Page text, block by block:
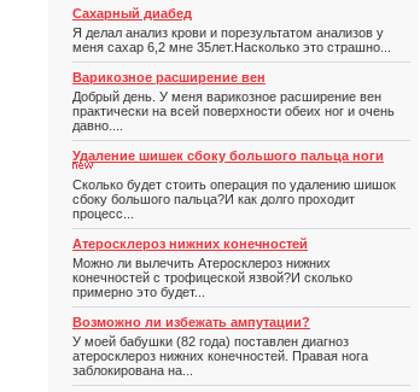
Сахарный диабед
Я делал анализ крови и порезультатом анализов у
меня сахар 6,2 мне 35лет.Насколько это страшно...
Варикозное расширение вен
Добрый день. У меня варикозное расширение вен
практически на всей поверхности обеих ног и очень
давно....
Удаление шишек сбоку большого пальца ноги
Сколько будет стоить операция по удалению шишок
сбоку большого пальца?И как долго проходит
процесс...
Атеросклероз нижних конечностей
Можно ли вылечить Атеросклероз нижних
конечностей с трофицеской язвой?И сколько
примерно это будет...
Возможно ли избежать ампутации?
У моей бабушки (82 года) поставлен диагноз
атеросклероз нижних конечностей. Правая нога
заблокирована на...